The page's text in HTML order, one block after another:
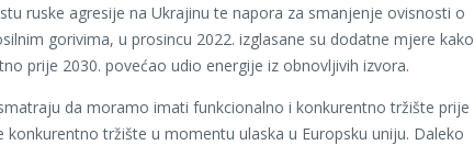
ruske agresije na Ukrajinu te napora za smanjenje ovisnosti o
gorivima, u prosincu 2022. izglasane su dodatne mjere kako
prije 2030. povećao udio energije iz obnovljivih izvora.
da moramo imati funkcionalno i konkurentno tržište prije
konkurentno tržište u momentu ulaska u Europsku uniju. Daleko